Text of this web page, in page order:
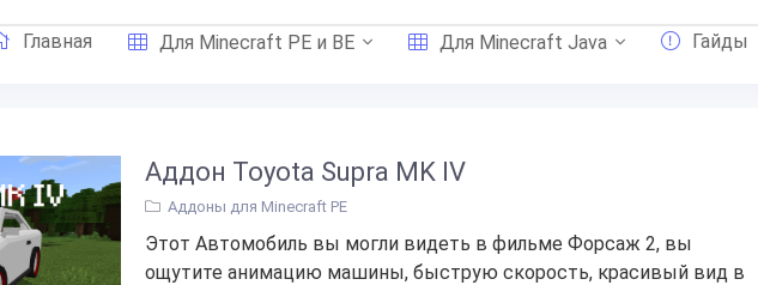
Главная Для Minecraft PE и BE Для Minecraft Java Гайды
Аддон Toyota Supra MK IV
Аддоны для Minecraft PE
Этот Автомобиль вы могли видеть в фильме Форсаж 2, вы
ощутите анимацию машины, быструю скорость, красивый вид в